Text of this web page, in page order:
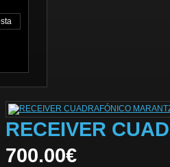
RECEIVER
700.00€